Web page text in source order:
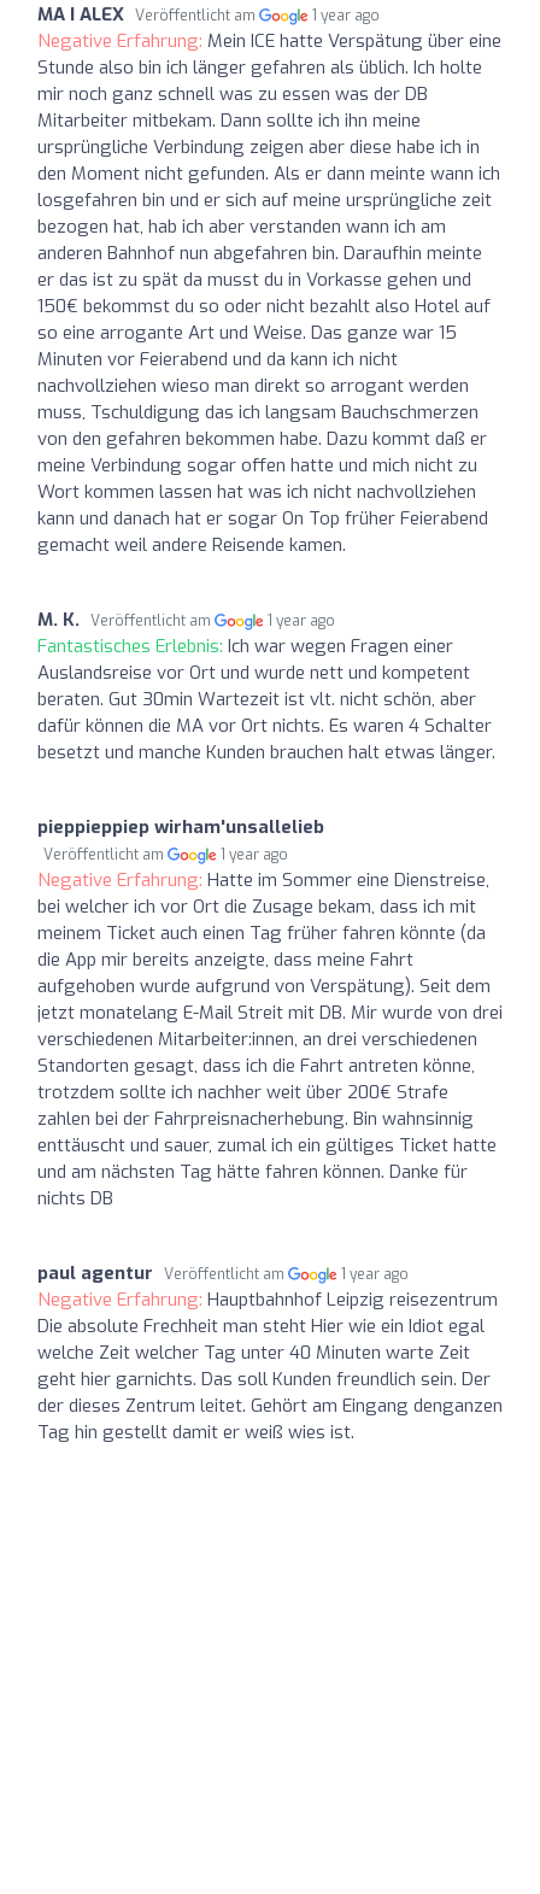
MA I ALEX Veröffentlicht am 1 year ago
Negative Erfahrung: Mein ICE hatte Verspätung über eine
Stunde also bin ich länger gefahren als üblich. Ich holte
mir noch ganz schnell was zu essen was der DB
Mitarbeiter mitbekam. Dann sollte ich ihn meine
ursprüngliche Verbindung zeigen aber diese habe ich in
den Moment nicht gefunden. Als er dann meinte wann ich
losgefahren bin und er sich auf meine ursprüngliche zeit
bezogen hat, hab ich aber verstanden wann ich am
anderen Bahnhof nun abgefahren bin. Daraufhin meinte
er das ist zu spät da musst du in Vorkasse gehen und
150€ bekommst du so oder nicht bezahlt also Hotel auf
so eine arrogante Art und Weise. Das ganze war 15
Minuten vor Feierabend und da kann ich nicht
nachvollziehen wieso man direkt so arrogant werden
muss, Tschuldigung das ich langsam Bauchschmerzen
von den gefahren bekommen habe. Dazu kommt daß er
meine Verbindung sogar offen hatte und mich nicht zu
Wort kommen lassen hat was ich nicht nachvollziehen
kann und danach hat er sogar On Top früher Feierabend
gemacht weil andere Reisende kamen.
M. K. Veröffentlicht am 1 year ago
Fantastisches Erlebnis: Ich war wegen Fragen einer
Auslandsreise vor Ort und wurde nett und kompetent
beraten. Gut 30min Wartezeit ist vlt. nicht schön, aber
dafür können die MA vor Ort nichts. Es waren 4 Schalter
besetzt und manche Kunden brauchen halt etwas länger.
pieppieppiep wirham'unsallelieb
Veröffentlicht am 1 year ago
Negative Erfahrung: Hatte im Sommer eine Dienstreise,
bei welcher ich vor Ort die Zusage bekam, dass ich mit
meinem Ticket auch einen Tag früher fahren könnte (da
die App mir bereits anzeigte, dass meine Fahrt
aufgehoben wurde aufgrund von Verspätung). Seit dem
jetzt monatelang E-Mail Streit mit DB. Mir wurde von drei
verschiedenen Mitarbeiter:innen, an drei verschiedenen
Standorten gesagt, dass ich die Fahrt antreten könne,
trotzdem sollte ich nachher weit über 200€ Strafe
zahlen bei der Fahrpreisnacherhebung. Bin wahnsinnig
enttäuscht und sauer, zumal ich ein gültiges Ticket hatte
und am nächsten Tag hätte fahren können. Danke für
nichts DB
paul agentur Veröffentlicht am 1 year ago
Negative Erfahrung: Hauptbahnhof Leipzig reisezentrum
Die absolute Frechheit man steht Hier wie ein Idiot egal
welche Zeit welcher Tag unter 40 Minuten warte Zeit
geht hier garnichts. Das soll Kunden freundlich sein. Der
der dieses Zentrum leitet. Gehört am Eingang denganzen
Tag hin gestellt damit er weiß wies ist.